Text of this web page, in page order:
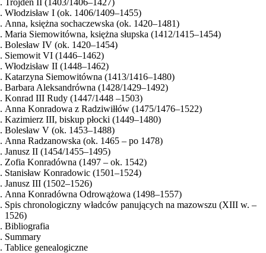
Trojden II (1403/1406–1427)
Włodzisław I (ok. 1406/1409–1455)
Anna, księżna sochaczewska (ok. 1420–1481)
Maria Siemowitówna, księżna słupska (1412/1415–1454)
Bolesław IV (ok. 1420–1454)
Siemowit VI (1446–1462)
Włodzisław II (1448–1462)
Katarzyna Siemowitówna (1413/1416–1480)
Barbara Aleksandrówna (1428/1429–1492)
Konrad III Rudy (1447/1448 –1503)
Anna Konradowa z Radziwiłłów (1475/1476–1522)
Kazimierz III, biskup płocki (1449–1480)
Bolesław V (ok. 1453–1488)
Anna Radzanowska (ok. 1465 – po 1478)
Janusz II (1454/1455–1495)
Zofia Konradówna (1497 – ok. 1542)
Stanisław Konradowic (1501–1524)
Janusz III (1502–1526)
Anna Konradówna Odrowążowa (1498–1557)
Spis chronologiczny władców panujących na mazowszu (XIII w. –
1526)
Bibliografia
Summary
Tablice genealogiczne